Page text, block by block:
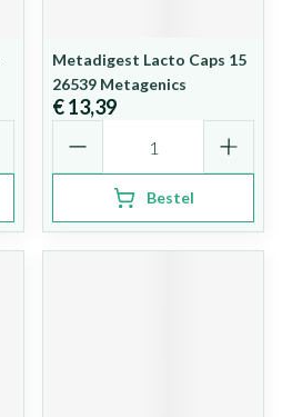
Metadigest Lacto Caps 15
26539 Metagenics
€ 13,39
Bestel